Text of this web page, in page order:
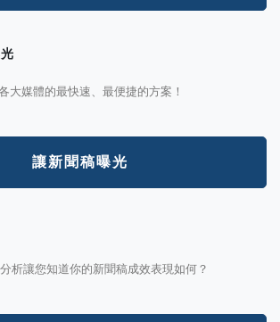
大媒體的最快速、最便捷的方案！
讓新聞稿曝光
析讓您知道你的新聞稿成效表現如何？